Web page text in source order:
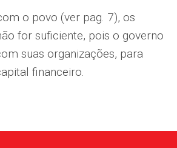
o povo (ver pag. 7), os
for suficiente, pois o governo
suas organizações, para
financeiro.